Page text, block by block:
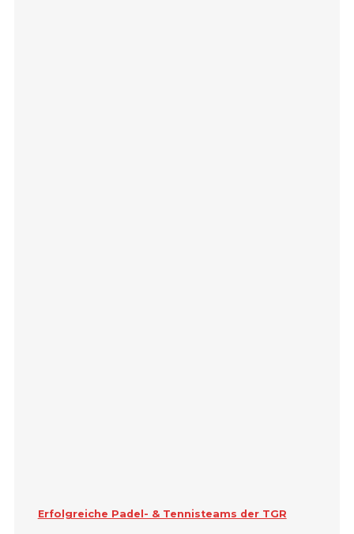
Erfolgreiche Padel- & Tennisteams der TGR